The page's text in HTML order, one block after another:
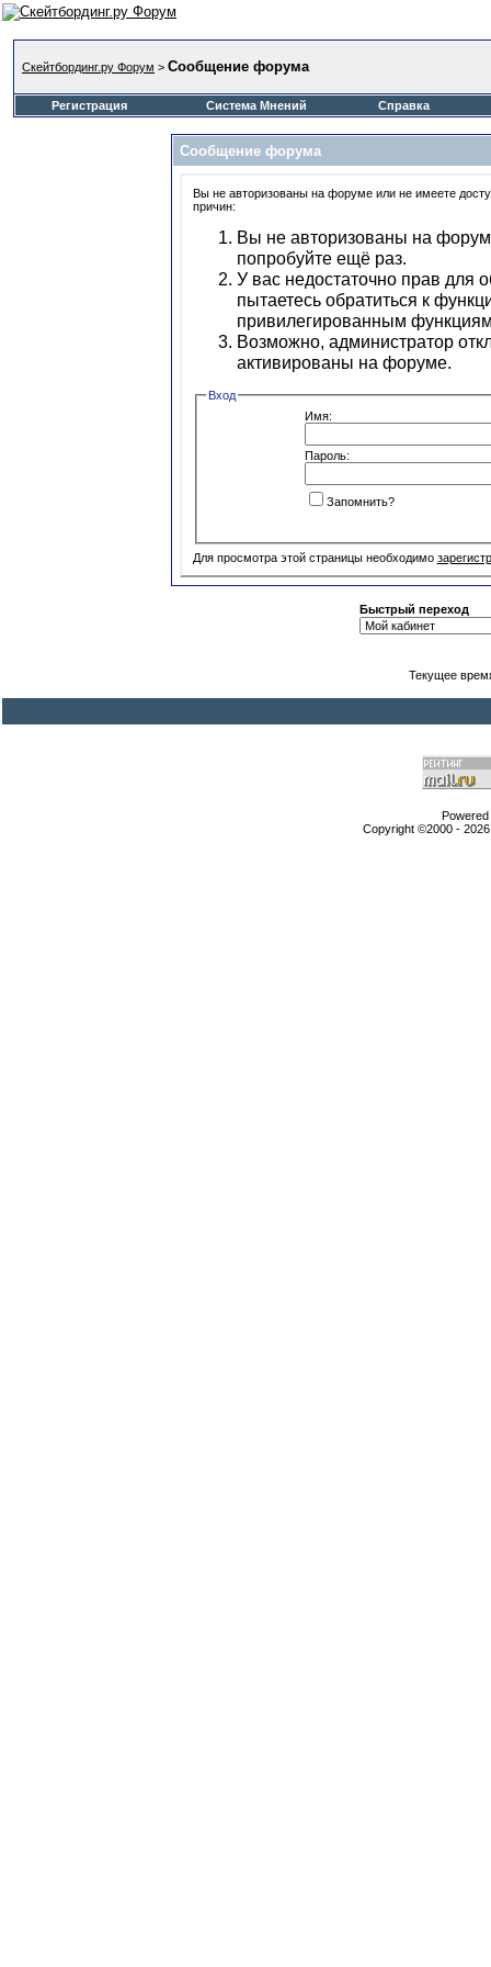
Скейтбординг.ру Форум > Сообщение форума
Регистрация Система Мнений Справка
Сообщение форума
Вы не авторизованы на форуме или не имеете
причин:
Вы не авторизованы на
попробуйте ещё раз.
У вас недостаточно прав для
пытаетесь обратиться к
привилегированным
Возможно, администратор
активированы на форуме.
Вход
Имя:
Пароль:
Запомнить?
Для просмотра этой страницы необходимо
Быстрый переход
Текущее
Copyright ©2000 -